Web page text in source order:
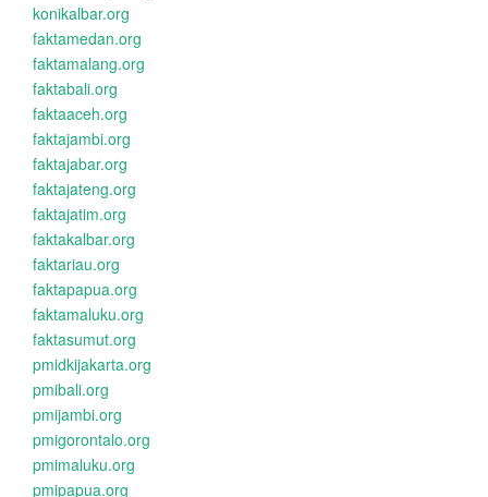
konikalbar.org
faktamedan.org
faktamalang.org
faktabali.org
faktaaceh.org
faktajambi.org
faktajabar.org
faktajateng.org
faktajatim.org
faktakalbar.org
faktariau.org
faktapapua.org
faktamaluku.org
faktasumut.org
pmidkijakarta.org
pmibali.org
pmijambi.org
pmigorontalo.org
pmimaluku.org
pmipapua.org